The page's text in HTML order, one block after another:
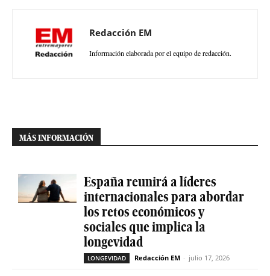
Redacción EM
Información elaborada por el equipo de redacción.
MÁS INFORMACIÓN
España reunirá a líderes
internacionales para abordar
los retos económicos y
sociales que implica la
longevidad
LONGEVIDAD Redacción EM - julio 17, 2026